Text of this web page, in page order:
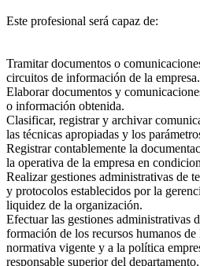
Este profesional será capaz de:
Tramitar documentos o
circuitos de información de la empresa.
Elaborar documentos y
o información obtenida.
Clasificar, registrar y archivar
las técnicas apropiadas y los
Registrar contablemente la
la operativa de la empresa en
Realizar gestiones administrativas de
y protocolos establecidos por la
liquidez de la organización.
Efectuar las gestiones administrativas
formación de los recursos humanos de
normativa vigente y a la política
responsable superior del departamento.